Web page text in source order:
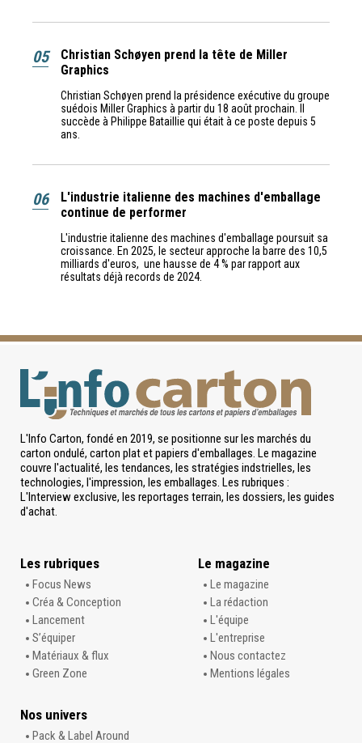
05
Christian Schøyen prend la tête de Miller
Graphics
Christian Schøyen prend la présidence exécutive du groupe
suédois Miller Graphics à partir du 18 août prochain. Il
succède à Philippe Bataillie qui était à ce poste depuis 5
ans.
06
L'industrie italienne des machines d'emballage
continue de performer
L'industrie italienne des machines d'emballage poursuit sa
croissance. En 2025, le secteur approche la barre des 10,5
milliards d'euros, une hausse de 4 % par rapport aux
résultats déjà records de 2024.
L'Info Carton, fondé en 2019, se positionne sur les marchés du
carton ondulé, carton plat et papiers d'emballages. Le magazine
couvre l'actualité, les tendances, les stratégies indstrielles, les
technologies, l'impression, les emballages. Les rubriques :
L'Interview exclusive, les reportages terrain, les dossiers, les guides
d'achat.
Les rubriques
Focus News
Créa & Conception
Lancement
S’équiper
Matériaux & flux
Green Zone
Le magazine
Le magazine
La rédaction
L'équipe
L'entreprise
Nous contactez
Mentions légales
Nos univers
Pack & Label Around